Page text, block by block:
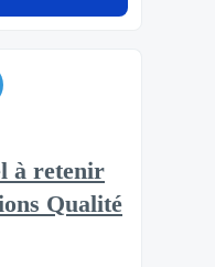
à retenir
Qualité